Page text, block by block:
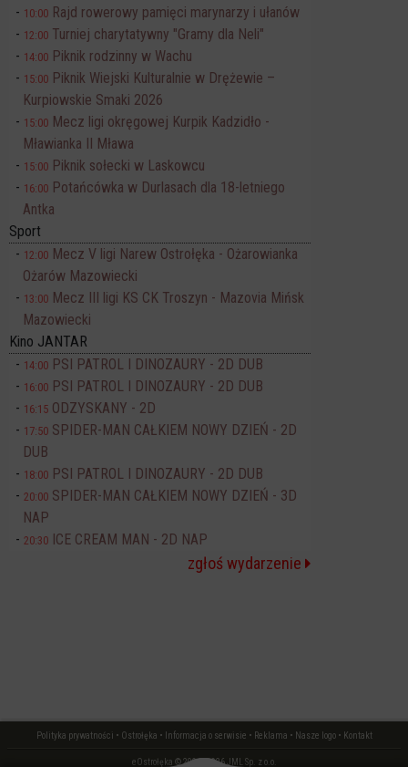
10:00 Rajd rowerowy pamięci marynarzy i ułanów
12:00 Turniej charytatywny "Gramy dla Neli"
14:00 Piknik rodzinny w Wachu
15:00 Piknik Wiejski Kulturalnie w Drężewie –
Kurpiowskie Smaki 2026
15:00 Mecz ligi okręgowej Kurpik Kadzidło -
Mławianka II Mława
15:00 Piknik sołecki w Laskowcu
16:00 Potańcówka w Durlasach dla 18-letniego
Antka
Sport
12:00 Mecz V ligi Narew Ostrołęka - Ożarowianka
Ożarów Mazowiecki
13:00 Mecz III ligi KS CK Troszyn - Mazovia Mińsk
Mazowiecki
Kino JANTAR
14:00 PSI PATROL I DINOZAURY - 2D DUB
16:00 PSI PATROL I DINOZAURY - 2D DUB
16:15 ODZYSKANY - 2D
17:50 SPIDER-MAN CAŁKIEM NOWY DZIEŃ - 2D
DUB
18:00 PSI PATROL I DINOZAURY - 2D DUB
20:00 SPIDER-MAN CAŁKIEM NOWY DZIEŃ - 3D
NAP
20:30 ICE CREAM MAN - 2D NAP
zgłoś wydarzenie
Polityka prywatności • Ostrołęka • Informacja o serwisie • Reklama • Nasze logo• Kontakt
eOstrołęka © 2006 - 2026 JML Sp. z o.o.